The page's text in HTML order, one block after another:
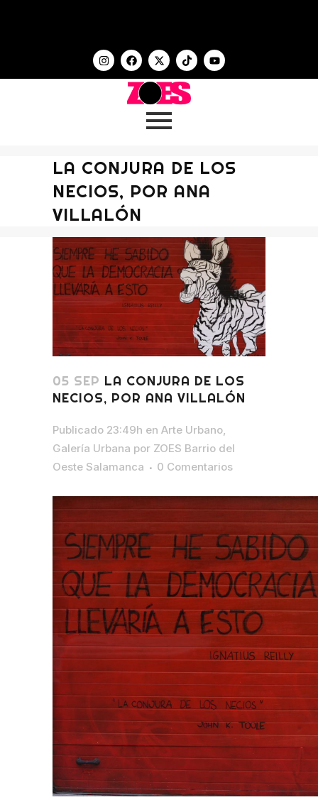
LA CONJURA DE LOS
NECIOS, POR ANA
VILLALÓN
05 SEP LA CONJURA DE LOS
NECIOS, POR ANA VILLALÓN
Publicado 23:49h en Arte Urbano,
Galería Urbana por ZOES Barrio del
Oeste Salamanca
0 Comentarios